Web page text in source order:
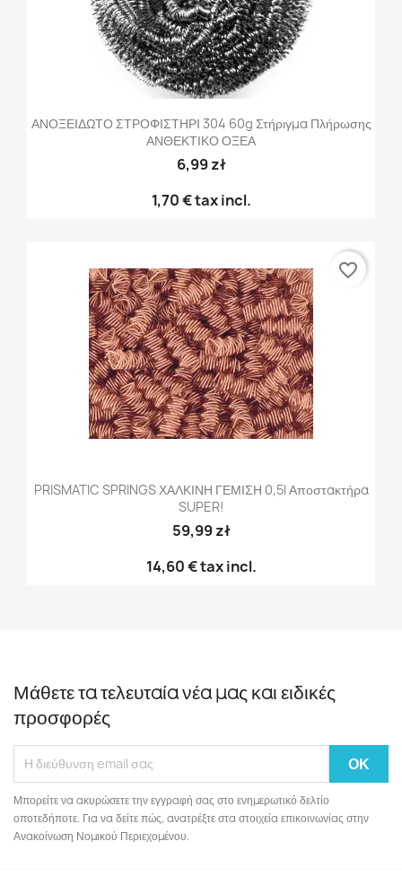
ΑΝΟΞΕΙΔΩΤΟ ΣΤΡΟΦΙΣΤΗΡΙ 304 60g Στήριγμα Πλήρωσης
ΑΝΘΕΚΤΙΚΟ ΟΞΕΑ
6,99 zł
1,70 €tax incl.
PRISMATIC SPRINGS ΧΑΛΚΙΝΗ ΓΕΜΙΣΗ 0,5l Αποστακτήρα
SUPER!
59,99 zł
14,60 €tax incl.
favorite_border
Μάθετε τα τελευταία νέα μας και ειδικές
προσφορές
Μπορείτε να ακυρώσετε την εγγραφή σας στο ενημερωτικό δελτίο
οποτεδήποτε. Για να δείτε πώς, ανατρέξτε στα στοιχεία επικοινωνίας στην
Ανακοίνωση Νομικού Περιεχομένου.